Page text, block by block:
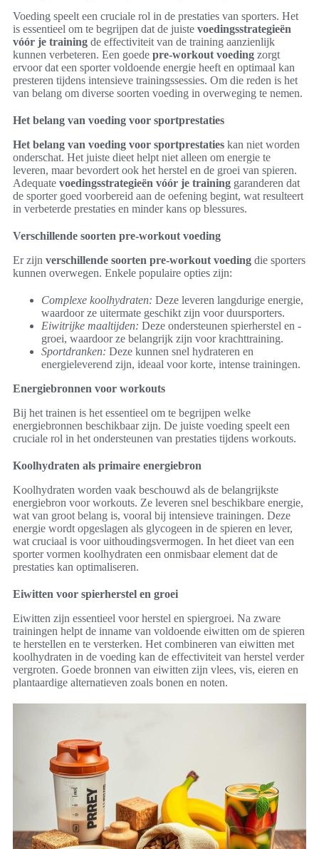
Voeding speelt een cruciale rol in de prestaties van sporters. Het
is essentieel om te begrijpen dat de juiste voedingsstrategieën
vóór je training de effectiviteit van de training aanzienlijk
kunnen verbeteren. Een goede pre-workout voeding zorgt
ervoor dat een sporter voldoende energie heeft en optimaal kan
presteren tijdens intensieve trainingssessies. Om die reden is het
van belang om diverse soorten voeding in overweging te nemen.
Het belang van voeding voor sportprestaties
Het belang van voeding voor sportprestaties kan niet worden
onderschat. Het juiste dieet helpt niet alleen om energie te
leveren, maar bevordert ook het herstel en de groei van spieren.
Adequate voedingsstrategieën vóór je training garanderen dat
de sporter goed voorbereid aan de oefening begint, wat resulteert
in verbeterde prestaties en minder kans op blessures.
Verschillende soorten pre-workout voeding
Er zijn verschillende soorten pre-workout voeding die sporters
kunnen overwegen. Enkele populaire opties zijn:
Complexe koolhydraten: Deze leveren langdurige energie,
waardoor ze uitermate geschikt zijn voor duursporters.
Eiwitrijke maaltijden: Deze ondersteunen spierherstel en -
groei, waardoor ze belangrijk zijn voor krachttraining.
Sportdranken: Deze kunnen snel hydrateren en
energieleverend zijn, ideaal voor korte, intense trainingen.
Energiebronnen voor workouts
Bij het trainen is het essentieel om te begrijpen welke
energiebronnen beschikbaar zijn. De juiste voeding speelt een
cruciale rol in het ondersteunen van prestaties tijdens workouts.
Koolhydraten als primaire energiebron
Koolhydraten worden vaak beschouwd als de belangrijkste
energiebron voor workouts. Ze leveren snel beschikbare energie,
wat van groot belang is, vooral bij intensieve trainingen. Deze
energie wordt opgeslagen als glycogeen in de spieren en lever,
wat cruciaal is voor uithoudingsvermogen. In het dieet van een
sporter vormen koolhydraten een onmisbaar element dat de
prestaties kan optimaliseren.
Eiwitten voor spierherstel en groei
Eiwitten zijn essentieel voor herstel en spiergroei. Na zware
trainingen helpt de inname van voldoende eiwitten om de spieren
te herstellen en te versterken. Het combineren van eiwitten met
koolhydraten in de voeding kan de effectiviteit van herstel verder
vergroten. Goede bronnen van eiwitten zijn vlees, vis, eieren en
plantaardige alternatieven zoals bonen en noten.